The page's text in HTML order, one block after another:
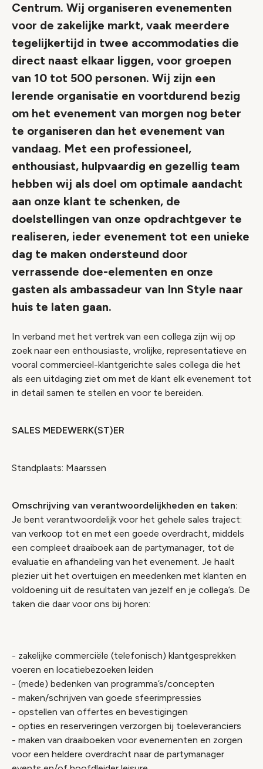
Centrum. Wij organiseren evenementen
voor de zakelijke markt, vaak meerdere
tegelijkertijd in twee accommodaties die
direct naast elkaar liggen, voor groepen
van 10 tot 500 personen. Wij zijn een
lerende organisatie en voortdurend bezig
om het evenement van morgen nog beter
te organiseren dan het evenement van
vandaag. Met een professioneel,
enthousiast, hulpvaardig en gezellig team
hebben wij als doel om optimale aandacht
aan onze klant te schenken, de
doelstellingen van onze opdrachtgever te
realiseren, ieder evenement tot een unieke
dag te maken ondersteund door
verrassende doe-elementen en onze
gasten als ambassadeur van Inn Style naar
huis te laten gaan.
In verband met het vertrek van een collega zijn wij op
zoek naar een enthousiaste, vrolijke, representatieve en
vooral commercieel-klantgerichte sales collega die het
als een uitdaging ziet om met de klant elk evenement tot
in detail samen te stellen en voor te bereiden.
SALES MEDEWERK(ST)ER
Standplaats: Maarssen
Omschrijving van verantwoordelijkheden en taken:
Je bent verantwoordelijk voor het gehele sales traject:
van verkoop tot en met een goede overdracht, middels
een compleet draaiboek aan de partymanager, tot de
evaluatie en afhandeling van het evenement. Je haalt
plezier uit het overtuigen en meedenken met klanten en
voldoening uit de resultaten van jezelf en je collega’s. De
taken die daar voor ons bij horen:
- zakelijke commerciële (telefonisch) klantgesprekken
voeren en locatiebezoeken leiden
- (mede) bedenken van programma’s/concepten
- maken/schrijven van goede sfeerimpressies
- opstellen van offertes en bevestigingen
- opties en reserveringen verzorgen bij toeleveranciers
- maken van draaiboeken voor evenementen en zorgen
voor een heldere overdracht naar de partymanager